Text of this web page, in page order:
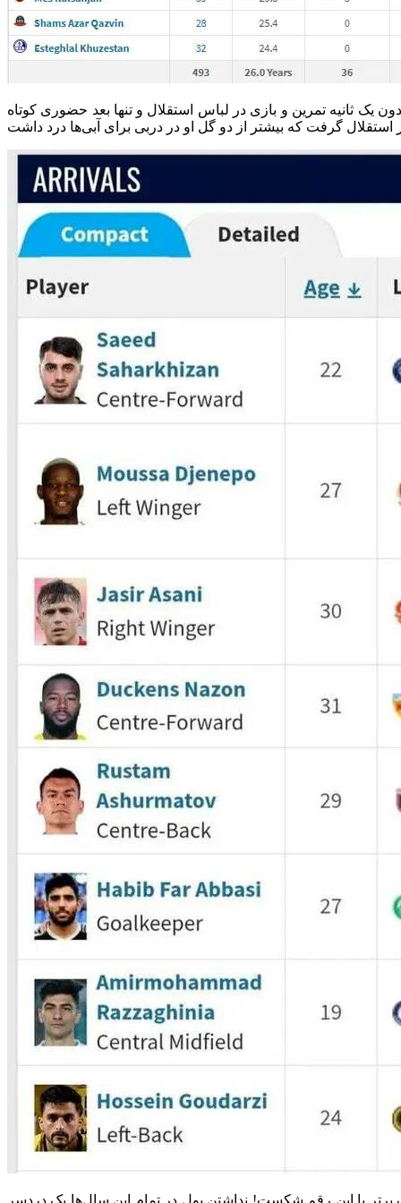
پرداخت کرد. عیسی آل‌کثیر هم بدون یک ثانیه تمرین و بازی در لباس استقلال و تنها بعد حضوری کوتاه
برای بازیکنان پرداخت کرده به ۵.۸۳ میلیون دلار رسید و رکورد لیگ برتر با این رقم شکست! نداشتن پول در تمام این سال‌ها یک دردسر